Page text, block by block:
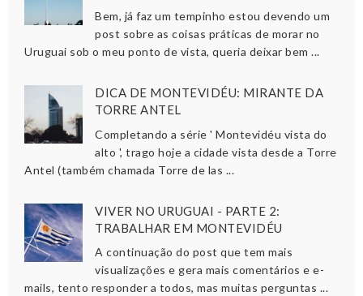
Bem, já faz um tempinho estou devendo um
post sobre as coisas práticas de morar no
Uruguai sob o meu ponto de vista, queria deixar bem ...
DICA DE MONTEVIDÉU: MIRANTE DA
TORRE ANTEL
Completando a série ' Montevidéu vista do
alto ', trago hoje a cidade vista desde a Torre
Antel (também chamada Torre de las ...
VIVER NO URUGUAI - PARTE 2:
TRABALHAR EM MONTEVIDÉU
A continuação do post que tem mais
visualizações e gera mais comentários e e-
mails, tento responder a todos, mas muitas perguntas ...